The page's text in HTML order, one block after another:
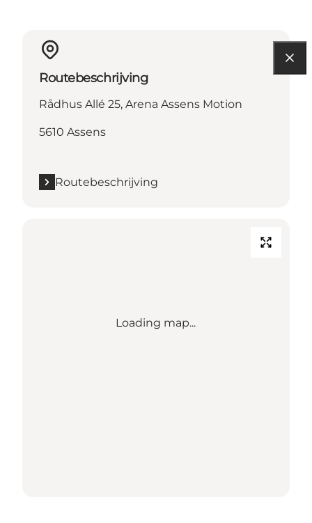
Routebeschrijving
Rådhus Allé 25, Arena Assens Motion
5610 Assens
Routebeschrijving
Loading map...